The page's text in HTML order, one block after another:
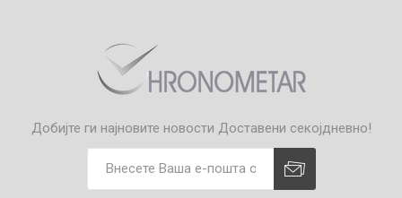
Добијте ги најновите новости Доставени секојдневно!